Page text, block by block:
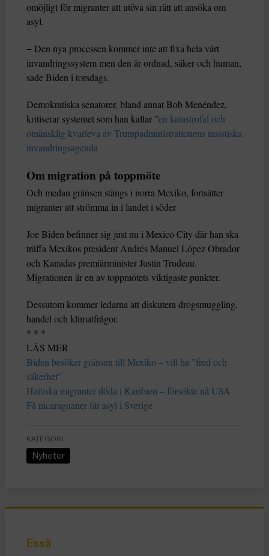
omöjligt för migranter att utöva sin rätt att ansöka om
asyl.
− Den nya processen kommer inte att fixa hela vårt
invandringssystem men den är ordnad, säker och human,
sade Biden i torsdags.
Demokratiska senatorer, bland annat Bob Menéndez,
kritiserar systemet som han kallar ”en katastrofal och
omänsklig kvarleva av Trumpadministrationens rasistiska
invandringsagenda
Om migration på toppmöte
Och medan gränsen stängs i norra Mexiko, fortsätter
migranter att strömma in i landet i söder
Joe Biden befinner sig just nu i Mexico City där han ska
träffa Mexikos president Andrés Manuel López Obrador
och Kanadas premiärminister Justin Trudeau.
Migrationen är en av toppmötets viktigaste punkter.
Dessutom kommer ledarna att diskutera drogsmuggling,
handel och klimatfrågor.
* * *
LÄS MER
Biden besöker gränsen till Mexiko – vill ha ”fred och
säkerhet”
Haitiska migranter döda i Karibien – försökte nå USA
Få nicaraguaner får asyl i Sverige
KATEGORI
Nyheter
Essä